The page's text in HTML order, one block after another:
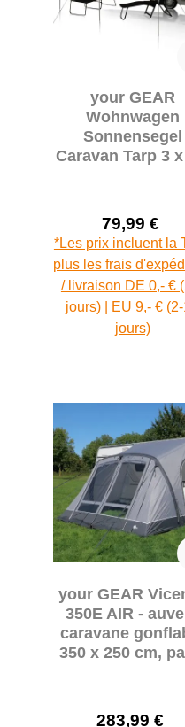
your GEAR
Wohnwagen
Sonnensegel
Caravan Tarp 3 x
Prix de
79,99 €
*Les prix incluent la
plus les frais
/ livraison DE 0,- €
jours) | EU 9,- €
jours)
your GEAR
350E AIR -
caravane
350 x 250 cm,
283,99 €